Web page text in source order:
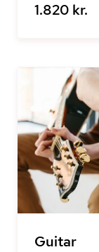
1.820 kr.
Guitar